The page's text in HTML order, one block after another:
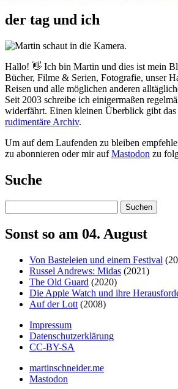
der tag und ich
Hallo! 👋 Ich bin Martin und dies ist mein
Bücher, Filme & Serien, Fotografie, unser
Reisen und alle möglichen anderen
Seit 2003 schreibe ich einigermaßen
widerfährt. Einen kleinen Überblick gibt
rudimentäre Archiv.
Um auf dem Laufenden zu bleiben
zu abonnieren oder mir aufMastodon zu
Suche
Suchen
Sonst so am 04. August
Von Basteleien und einem Festival
Russel Andrews: Midas (2021)
The Old Guard (2020)
Die Apple Watch und ihre
Auf der Lott (2008)
Impressum
Datenschutzerklärung
CC-BY-SA
martinschneider.me
Mastodon